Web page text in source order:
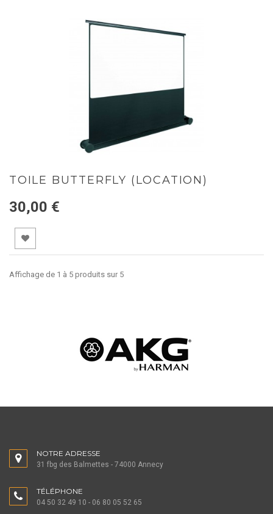
TOILE BUTTERFLY (LOCATION)
30,00 €
Affichage de 1 à 5 produits sur 5
NOTRE ADRESSE
31 fbg des Balmettes - 74000 Annecy
TÉLÉPHONE
04 50 32 49 10 - 06 80 05 52 65